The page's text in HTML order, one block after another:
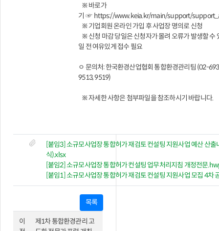
※ 바로가
기 ☞ https://www.keia.kr/main/support/
※ 기업회원 온라인 가입 후 사업장 명의로 신청
※ 신청 마감 당일은 신청자가 몰려 오류가 발생할 수
일 전 여유있게 접수 필요
ㅇ 문의처: 한국환경산업협회 통합환경관리팀 (02-
9513, 9519)
※ 자세한 사항은 첨부파일을 참조하시기 바랍니다.
[붙임3] 소규모사업장 통합허가 재검토 컨설팅 지원사업 예산 산출
식).xlsx
[붙임2] 소규모사업장 통합허가 컨설팅 업무처리지침 개정전문
[붙임1] 소규모사업장 통합허가 재검토 컨설팅 지원사업 모집 4차
목록
이
제1차 통합환경관리 고